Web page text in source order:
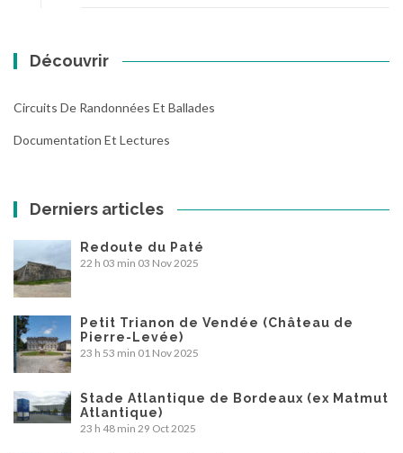
Découvrir
Circuits De Randonnées Et Ballades
Documentation Et Lectures
Derniers articles
Redoute du Paté
22 h 03 min 03 Nov 2025
Petit Trianon de Vendée (Château de
Pierre-Levée)
23 h 53 min 01 Nov 2025
Stade Atlantique de Bordeaux (ex Matmut
Atlantique)
23 h 48 min 29 Oct 2025